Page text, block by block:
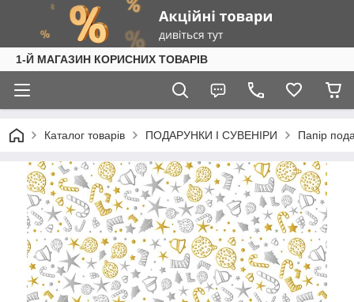
1-Й МАГАЗИН КОРИСНИХ ТОВАРІВ
Каталог товарів ПОДАРУНКИ І СУВЕНІРИ Папір